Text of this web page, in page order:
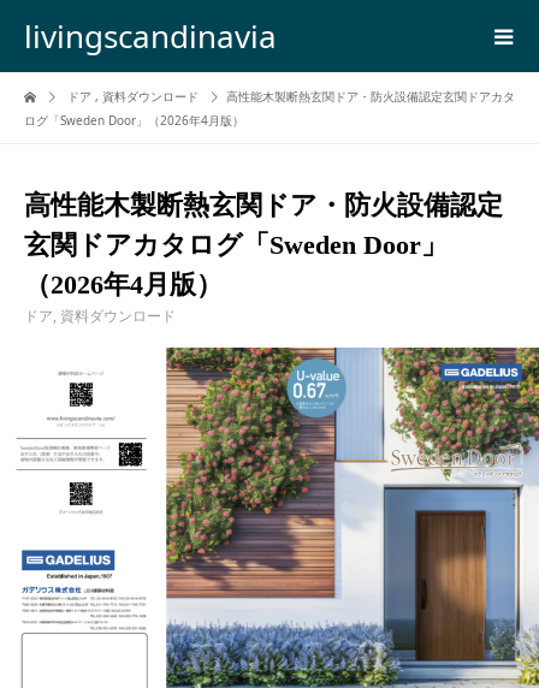
livingscandinavia
ドア , 資料ダウンロード
高性能木製断熱玄関ドア・防火設備認定玄関ドアカタ
ログ「Sweden Door」（2026年4月版）
高性能木製断熱玄関ドア・防火設備認定
玄関ドアカタログ「Sweden Door」
（2026年4月版）
ドア, 資料ダウンロード